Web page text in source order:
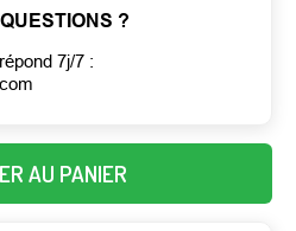
?
7j/7 :
AU PANIER